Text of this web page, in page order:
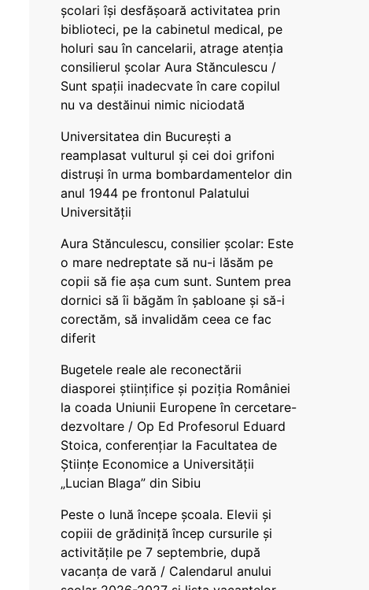
școlari își desfășoară activitatea prin
biblioteci, pe la cabinetul medical, pe
holuri sau în cancelarii, atrage atenția
consilierul școlar Aura Stănculescu /
Sunt spații inadecvate în care copilul
nu va destăinui nimic niciodată
Universitatea din București a
reamplasat vulturul și cei doi grifoni
distruși în urma bombardamentelor din
anul 1944 pe frontonul Palatului
Universității
Aura Stănculescu, consilier școlar: Este
o mare nedreptate să nu-i lăsăm pe
copii să fie așa cum sunt. Suntem prea
dornici să îi băgăm în șabloane și să-i
corectăm, să invalidăm ceea ce fac
diferit
Bugetele reale ale reconectării
diasporei științifice și poziția României
la coada Uniunii Europene în cercetare-
dezvoltare / Op Ed Profesorul Eduard
Stoica, conferențiar la Facultatea de
Științe Economice a Universității
„Lucian Blaga” din Sibiu
Peste o lună începe școala. Elevii și
copiii de grădiniță încep cursurile și
activitățile pe 7 septembrie, după
vacanța de vară / Calendarul anului